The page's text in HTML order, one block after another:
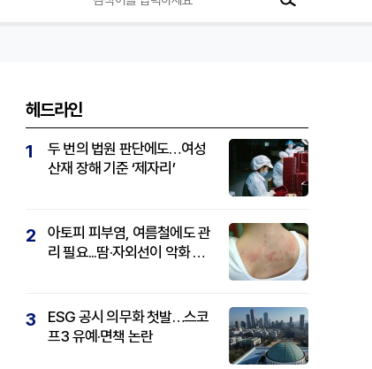
헤드라인
1
두 번의 법원 판단에도…여성
산재 장해 기준 ‘제자리’
2
아토피 피부염, 여름철에도 관
리 필요...땀·자외선이 악화 요
3
ESG 공시 의무화 첫발…스코
프3 유예·면책 논란